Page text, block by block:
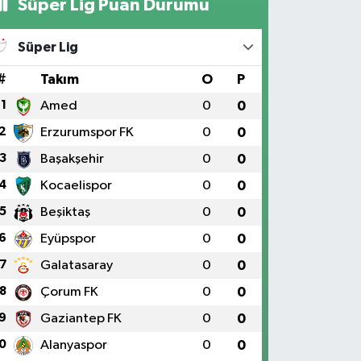
Süper Lig Puan Durumu
Süper Lig
Takım O P
1 Amed 0 0
Erzurumspor FK 0 0
3 Başakşehir 0 0
Kocaelispor 0 0
5 Beşiktaş 0 0
Eyüpspor 0 0
7 Galatasaray 0 0
8 Çorum FK 0 0
Gaziantep FK 0 0
Alanyaspor 0 0